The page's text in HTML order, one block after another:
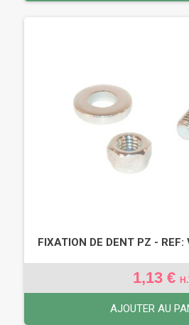
FIXATION DE DENT PZ - REF:
1,13 €
AJOUTER AU